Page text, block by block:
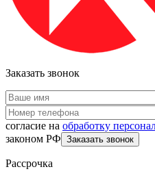
Заказать звонок
согласие на обработку
законом РФ
Рассрочка